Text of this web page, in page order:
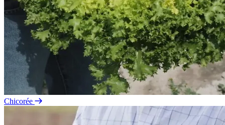
Chicorée